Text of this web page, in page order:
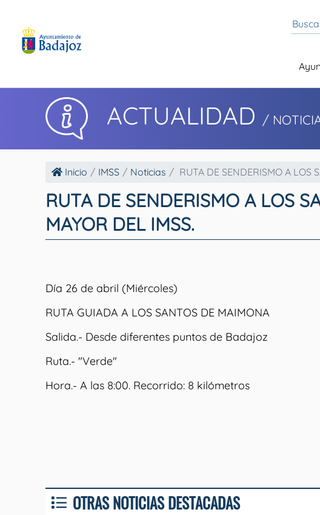
ACTUALIDAD /
Inicio IMSS Noticias RUTA DE SENDERISMO A LOS
RUTA DE SENDERISMO A LOS
MAYOR DEL IMSS.
Día 26 de abril (Miércoles)
RUTA GUIADA A LOS SANTOS DE MAIMONA
Salida.- Desde diferentes puntos de Badajoz
Ruta.- "Verde"
Hora.- A las 8:00. Recorrido: 8 kilómetros
OTRAS NOTICIAS DESTACADAS